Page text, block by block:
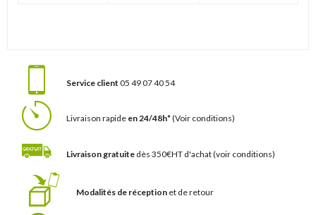
Service client 05 49 07 40 54
Livraison rapide en 24/48h*(Voir conditions)
Livraison gratuite dès 350€HT d'achat(voir conditions)
Modalités de réception et de retour